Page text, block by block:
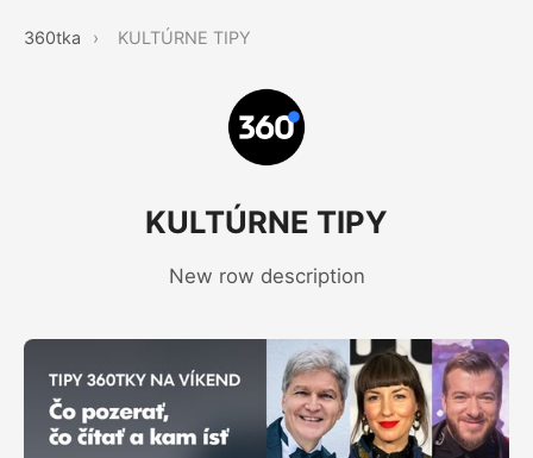
360tka › KULTÚRNE TIPY
KULTÚRNE TIPY
New row description